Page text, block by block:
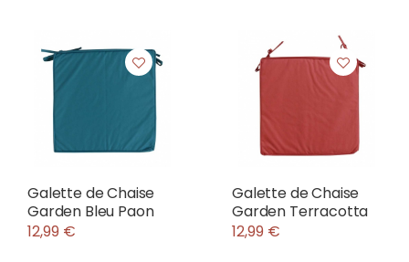
Galette de Chaise
Garden Bleu Paon
12,99 €
Galette de Chaise
Garden Terracotta
12,99 €